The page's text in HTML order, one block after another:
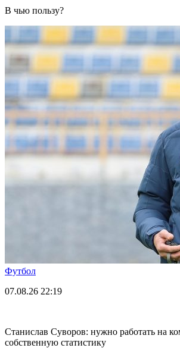
В чью пользу?
Футбол
07.08.26 22:19
Станислав Суворов: нужно работать на
собственную статистику